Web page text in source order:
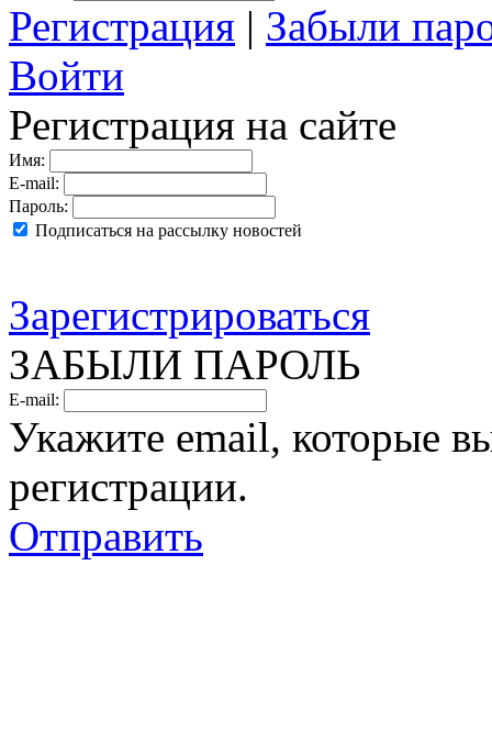
Регистрация | Забыли
Войти
Регистрация на сайте
Имя:
E-mail:
Пароль:
Подписаться на рассылку новостей
Зарегистрироваться
ЗАБЫЛИ ПАРОЛЬ
E-mail:
Укажите email, которые
регистрации.
Отправить